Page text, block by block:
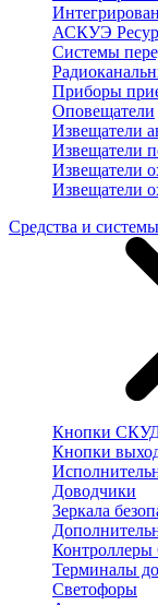
АСКУЭ
Системы
Приборы
Оповещатели
Извещатели
Извещатели
Извещатели
Извещатели
Средства и
Кнопки
Кнопки
Доводчики
Зеркала
Терминалы
Светофоры